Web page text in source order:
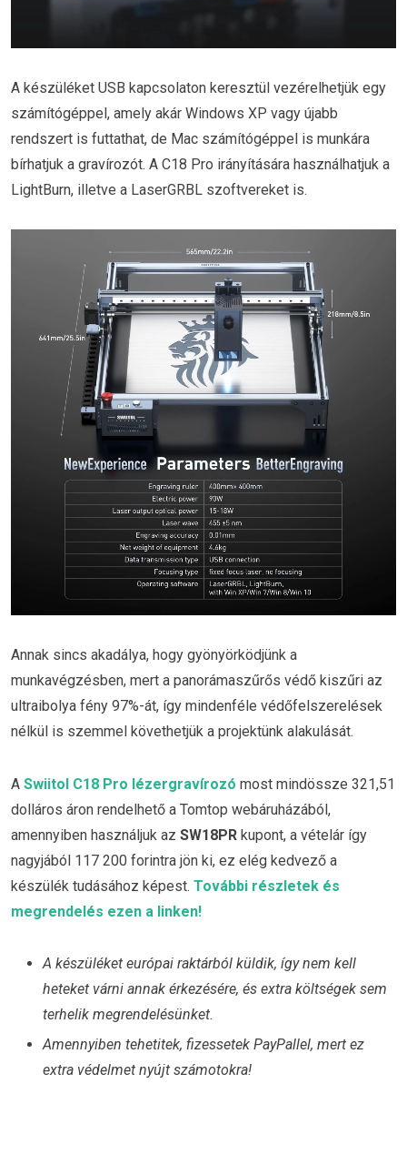
A készüléket USB kapcsolaton keresztül vezérelhetjük egy
számítógéppel, amely akár Windows XP vagy újabb
rendszert is futtathat, de Mac számítógéppel is munkára
bírhatjuk a gravírozót. A C18 Pro irányítására használhatjuk a
LightBurn, illetve a LaserGRBL szoftvereket is.
Annak sincs akadálya, hogy gyönyörködjünk a
munkavégzésben, mert a panorámaszűrős védő kiszűri az
ultraibolya fény 97%-át, így mindenféle védőfelszerelések
nélkül is szemmel követhetjük a projektünk alakulását.
A Swiitol C18 Pro lézergravírozó most mindössze 321,51
dolláros áron rendelhető a Tomtop webáruházából,
amennyiben használjuk az SW18PR kupont, a vételár így
nagyjából 117 200 forintra jön ki, ez elég kedvező a
készülék tudásához képest. További részletek és
megrendelés ezen a linken!
A készüléket európai raktárból küldik, így nem kell
heteket várni annak érkezésére, és extra költségek sem
terhelik megrendelésünket.
Amennyiben tehetitek, fizessetek PayPallel, mert ez
extra védelmet nyújt számotokra!